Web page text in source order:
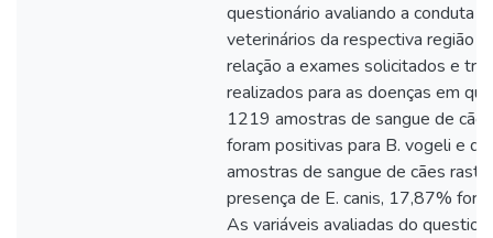
questionário avaliando a conduta
veterinários da respectiva região
relação a exames solicitados e
realizados para as doenças em
1219 amostras de sangue de
foram positivas para B. vogeli e
amostras de sangue de cães
presença de E. canis, 17,87%
As variáveis avaliadas do